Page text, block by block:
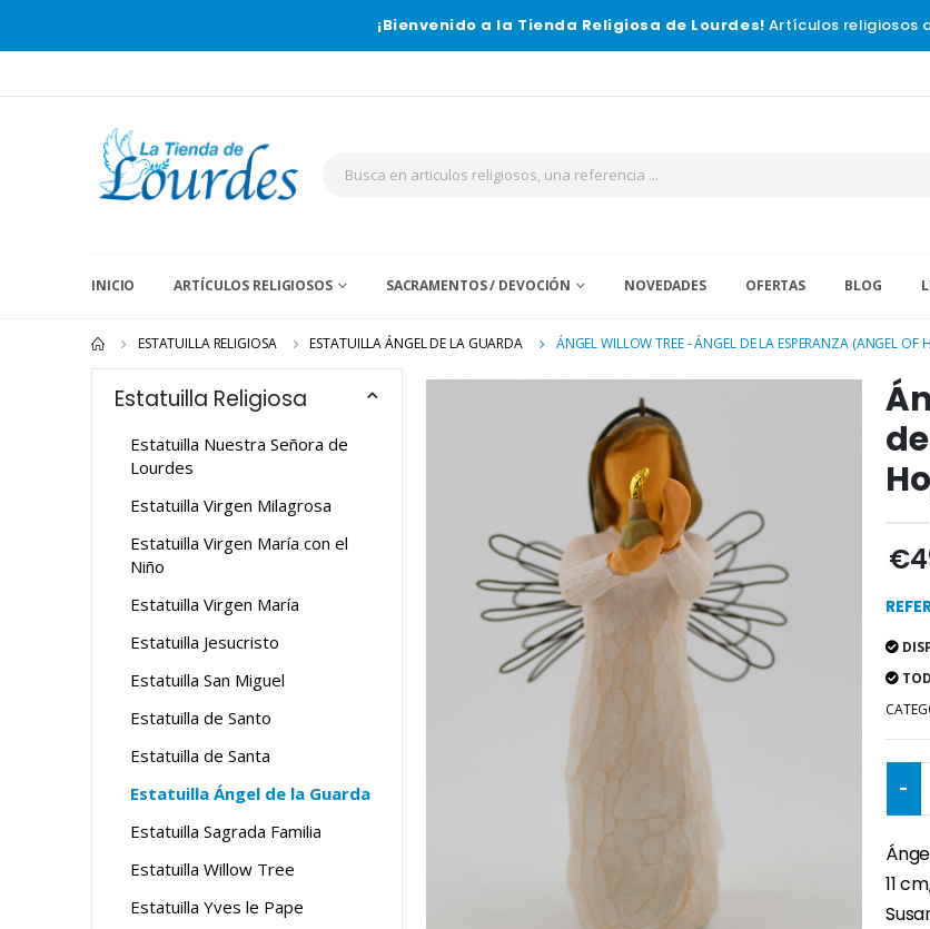
¡Bienvenido a la Tienda Religiosa de Lourdes! Artículos religiosos
INICIO ARTÍCULOS RELIGIOSOS SACRAMENTOS / DEVOCIÓN NOVEDADES OFERTAS BLOG
ESTATUILLA RELIGIOSA ESTATUILLA ÁNGEL DE LA GUARDA ÁNGEL WILLOW TREE - ÁNGEL DE LA ESPERANZA (ANGEL OF
Estatuilla Religiosa
Estatuilla Nuestra Señora de
Lourdes
Estatuilla Virgen Milagrosa
Estatuilla Virgen María con el
Niño
Estatuilla Virgen María
Estatuilla Jesucristo
Estatuilla San Miguel
Estatuilla de Santo
Estatuilla de Santa
Estatuilla Ángel de la Guarda
Estatuilla Sagrada Familia
Estatuilla Willow Tree
Estatuilla Yves le Pape
-
11